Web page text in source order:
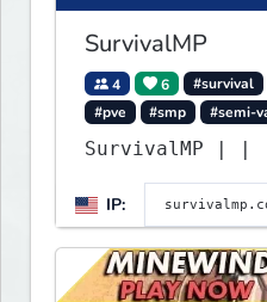
SurvivalMP
4 6 #survival
#pve
#smp #semi-
IP: